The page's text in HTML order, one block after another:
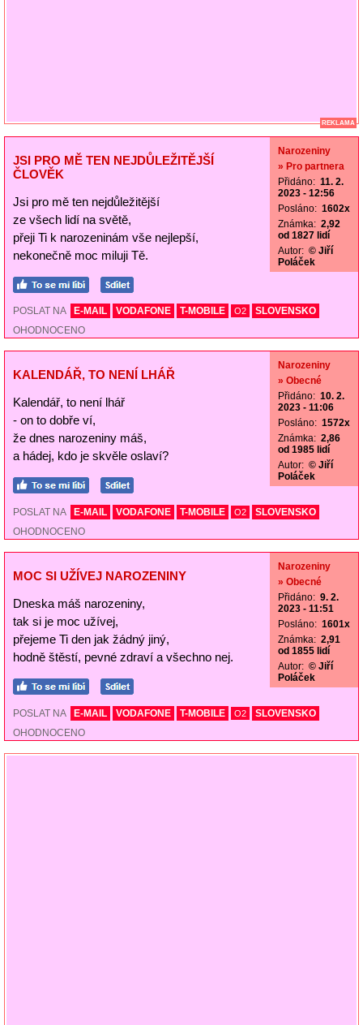
REKLAMA
JSI PRO MĚ TEN NEJDŮLEŽITĚJŠÍ
ČLOVĚK
Jsi pro mě ten nejdůležitější
ze všech lidí na světě,
přeji Ti k narozeninám vše nejlepší,
nekonečně moc miluji Tě.
Narozeniny
» Pro partnera
Přidáno: 11. 2.
2023 - 12:56
Posláno: 1602x
Známka: 2,92
od 1827 lidí
Autor: © Jiří
Poláček
POSLAT NA E-MAIL VODAFONE T-MOBILE O2
SLOVENSKO
OHODNOCENO
KALENDÁŘ, TO NENÍ LHÁŘ
Kalendář, to není lhář
- on to dobře ví,
že dnes narozeniny máš,
a hádej, kdo je skvěle oslaví?
Narozeniny
» Obecné
Přidáno: 10. 2.
2023 - 11:06
Posláno: 1572x
Známka: 2,86
od 1985 lidí
Autor: © Jiří
Poláček
POSLAT NA E-MAIL VODAFONE T-MOBILE O2
SLOVENSKO
OHODNOCENO
MOC SI UŽÍVEJ NAROZENINY
Dneska máš narozeniny,
tak si je moc užívej,
přejeme Ti den jak žádný jiný,
hodně štěstí, pevné zdraví a všechno nej.
Narozeniny
» Obecné
Přidáno: 9. 2.
2023 - 11:51
Posláno: 1601x
Známka: 2,91
od 1855 lidí
Autor: © Jiří
Poláček
POSLAT NA E-MAIL VODAFONE T-MOBILE O2
SLOVENSKO
OHODNOCENO